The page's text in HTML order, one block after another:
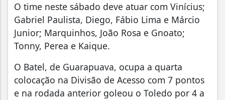
O time neste sábado deve atuar com Vinícius;
Gabriel Paulista, Diego, Fábio Lima e Márcio
Junior; Marquinhos, João Rosa e Gnoato;
Tonny, Perea e Kaique.
O Batel, de Guarapuava, ocupa a quarta
colocação na Divisão de Acesso com 7 pontos
e na rodada anterior goleou o Toledo por 4 a